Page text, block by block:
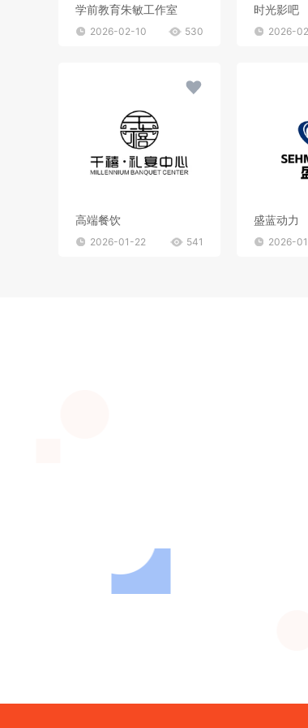
学前教育朱敏工作室
2026-02-10 530
时光影吧
2026-
高端餐饮
2026-01-22 541
盛蓝动力
2026-